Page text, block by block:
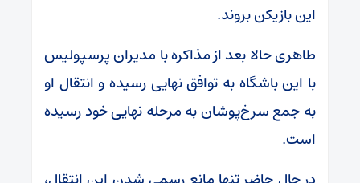
این بازیکن بروند.
طاهری حالا بعد از مذاکره با مدیران پرسپولیس
با این باشگاه به توافق نهایی رسیده و انتقال او
به جمع سرخ‌پوشان به مرحله نهایی خود رسیده
است.